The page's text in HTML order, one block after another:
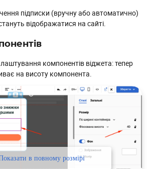
підписки (вручну або автоматично)
відображатися на сайті.
компонентів віджета: тепер
на висоту компонента.